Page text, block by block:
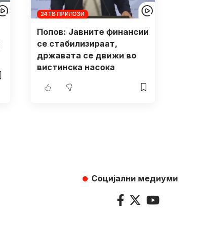
24ТВ ПРИЛОЗИ
Попов: Јавните финансии
се стабилизираат,
државата се движи во
вистинска насока
Социјални медиуми